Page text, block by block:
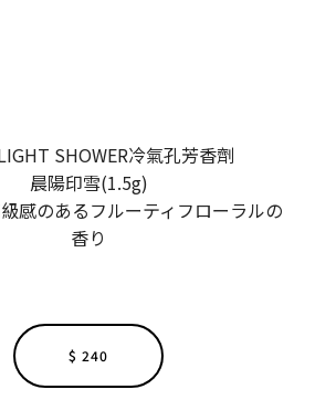
SHOWER冷氣孔芳香劑
晨陽印雪(1.5g)
感のあるフルーティフローラルの
香り
$ 240